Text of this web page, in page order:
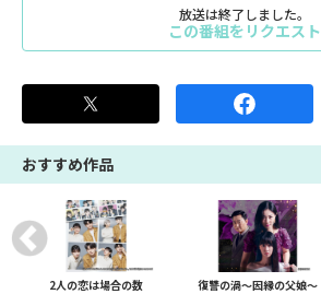
放送は終了しました。
この番組をリクエスト
おすすめ作品
2人の恋は場合の数 復讐の渦～因縁の父娘～